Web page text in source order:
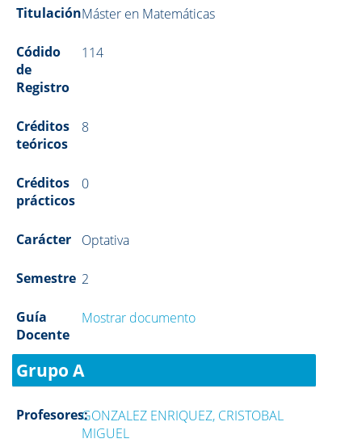
TitulaciónMáster en Matemáticas
Códido
de
Registro
114
Créditos
teóricos
8
Créditos
prácticos
0
Carácter Optativa
Semestre 2
Guía
Docente
Mostrar documento
Grupo A
Profesores:GONZALEZ ENRIQUEZ, CRISTOBAL
MIGUEL